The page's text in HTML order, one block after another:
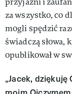
za wszystko, co
mogli spędzić
świadczą słowa,
opublikował w
„Jacek, dziękuję